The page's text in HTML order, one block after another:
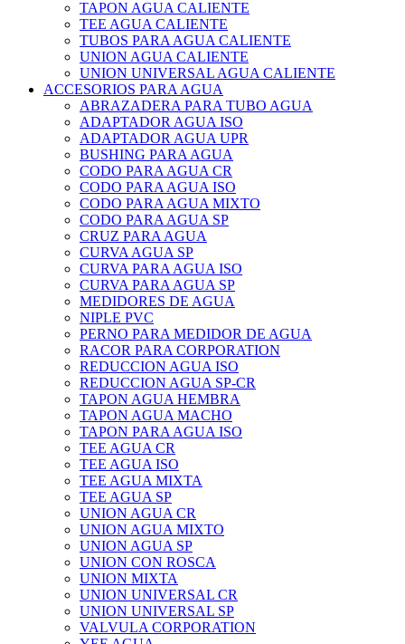
TAPON AGUA CALIENTE
TEE AGUA CALIENTE
TUBOS PARA AGUA CALIENTE
UNION AGUA CALIENTE
UNION UNIVERSAL AGUA CALIENTE
ACCESORIOS PARA AGUA
ABRAZADERA PARA TUBO AGUA
ADAPTADOR AGUA ISO
ADAPTADOR AGUA UPR
BUSHING PARA AGUA
CODO PARA AGUA CR
CODO PARA AGUA ISO
CODO PARA AGUA MIXTO
CODO PARA AGUA SP
CRUZ PARA AGUA
CURVA AGUA SP
CURVA PARA AGUA ISO
CURVA PARA AGUA SP
MEDIDORES DE AGUA
NIPLE PVC
PERNO PARA MEDIDOR DE AGUA
RACOR PARA CORPORATION
REDUCCION AGUA ISO
REDUCCION AGUA SP-CR
TAPON AGUA HEMBRA
TAPON AGUA MACHO
TAPON PARA AGUA ISO
TEE AGUA CR
TEE AGUA ISO
TEE AGUA MIXTA
TEE AGUA SP
UNION AGUA CR
UNION AGUA MIXTO
UNION AGUA SP
UNION CON ROSCA
UNION MIXTA
UNION UNIVERSAL CR
UNION UNIVERSAL SP
VALVULA CORPORATION